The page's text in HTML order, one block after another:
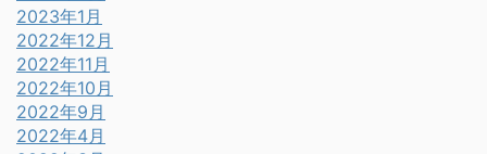
2023年1月
2022年12月
2022年11月
2022年10月
2022年9月
2022年4月